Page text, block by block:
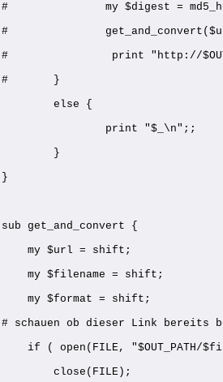
#               my $digest =
#
#                print "http://
#       }
        else {
                print "$_\n";;
        }
}
sub get_and_convert {
    my $url = shift;
    my $filename = shift;
    my $format = shift;
# schauen ob dieser Link bereits
if ( open(FILE, "$OUT_PATH/
        close(FILE);